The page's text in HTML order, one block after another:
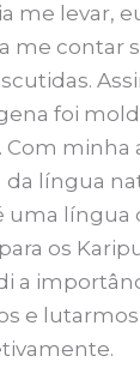
me levar,
me contar
foi
minha
língua
uma língua
os
a
e